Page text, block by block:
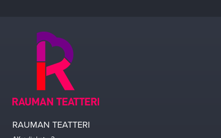
RAUMAN TEATTERI